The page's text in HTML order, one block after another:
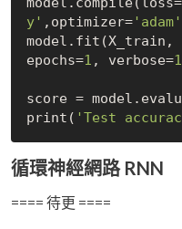
y' ,optimizer='adam'
model.fit(X_train,
epochs=1 , verbose=1
score =
print( 'Test
循環神經網路 RNN
==== 待更 ====